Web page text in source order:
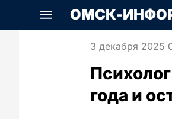
ОМСК-
3 декабря 2025
года и